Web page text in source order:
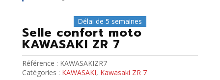
Délai de 5 semaines
Selle confort moto
KAWASAKI ZR 7
Référence : KAWASAKIZR7
Catégories : KAWASAKI, Kawasaki ZR 7